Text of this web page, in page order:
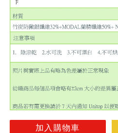
加入購物車